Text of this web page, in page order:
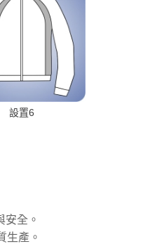
設置6
全。
生產。